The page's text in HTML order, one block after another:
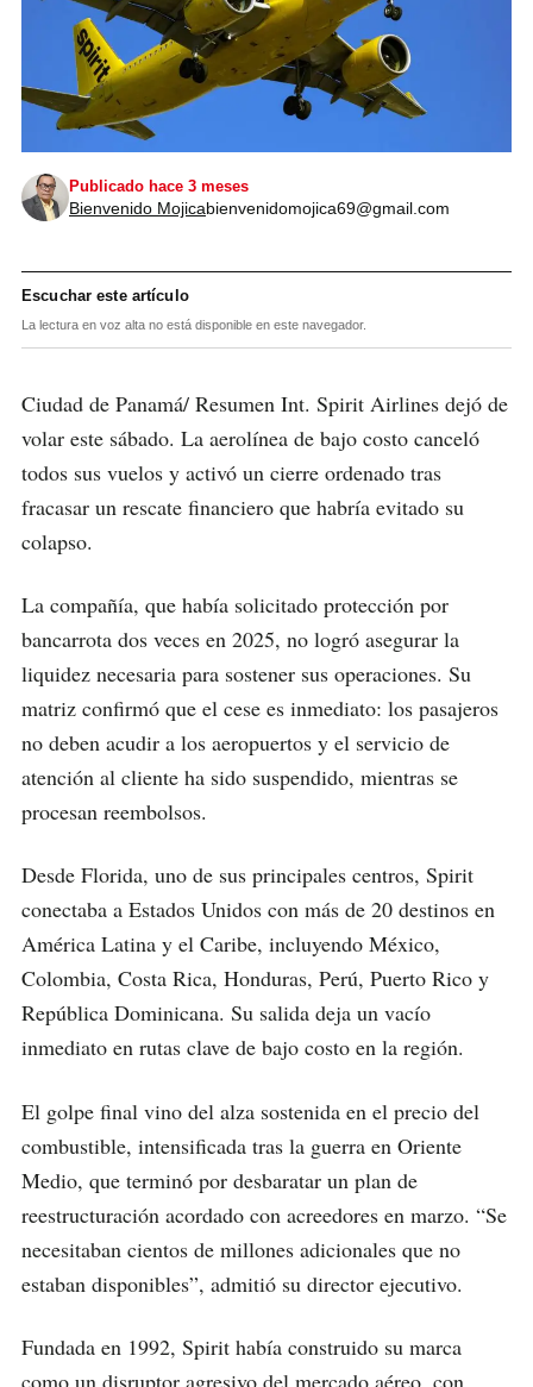
Publicado hace 3 meses
Bienvenido Mojicabienvenidomojica69@gmail.com
Escuchar este artículo
La lectura en voz alta no está disponible en este navegador.
Ciudad de Panamá/ Resumen Int. Spirit Airlines dejó de
volar este sábado. La aerolínea de bajo costo canceló
todos sus vuelos y activó un cierre ordenado tras
fracasar un rescate financiero que habría evitado su
colapso.
La compañía, que había solicitado protección por
bancarrota dos veces en 2025, no logró asegurar la
liquidez necesaria para sostener sus operaciones. Su
matriz confirmó que el cese es inmediato: los pasajeros
no deben acudir a los aeropuertos y el servicio de
atención al cliente ha sido suspendido, mientras se
procesan reembolsos.
Desde Florida, uno de sus principales centros, Spirit
conectaba a Estados Unidos con más de 20 destinos en
América Latina y el Caribe, incluyendo México,
Colombia, Costa Rica, Honduras, Perú, Puerto Rico y
República Dominicana. Su salida deja un vacío
inmediato en rutas clave de bajo costo en la región.
El golpe final vino del alza sostenida en el precio del
combustible, intensificada tras la guerra en Oriente
Medio, que terminó por desbaratar un plan de
reestructuración acordado con acreedores en marzo. “Se
necesitaban cientos de millones adicionales que no
estaban disponibles”, admitió su director ejecutivo.
Fundada en 1992, Spirit había construido su marca
como un disruptor agresivo del mercado aéreo, con